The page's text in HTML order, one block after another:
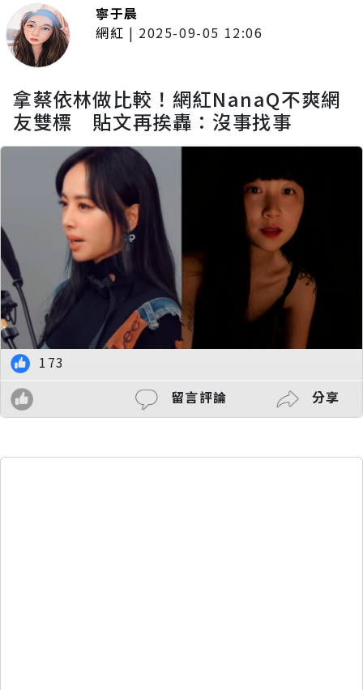
寧于晨
網紅 | 2025-09-05 12:06
拿蔡依林做比較！網紅NanaQ不爽網
友雙標 貼文再挨轟：沒事找事
173
留言評論
分享